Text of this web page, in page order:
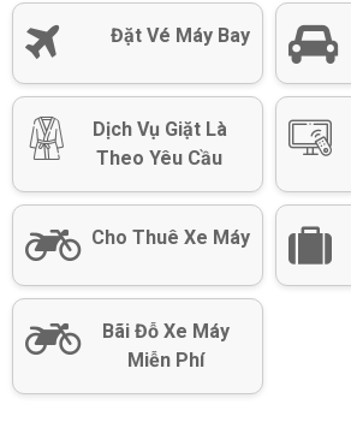
Đặt Vé Máy Bay
Dịch Vụ Giặt Là
Theo Yêu Cầu
Cho Thuê Xe Máy
Bãi Đỗ Xe Máy
Miễn Phí